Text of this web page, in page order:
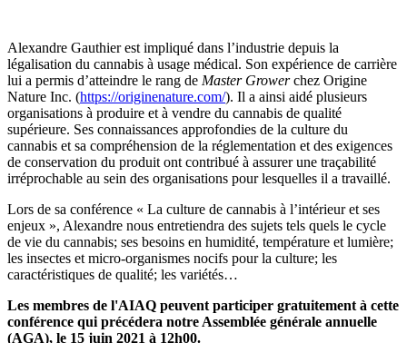
Alexandre Gauthier est impliqué dans l’industrie depuis la
légalisation du cannabis à usage médical. Son expérience de carrière
lui a permis d’atteindre le rang de Master Growerchez Origine
Nature Inc. (https://originenature.com/). Il a ainsi aidé plusieurs
organisations à produire et à vendre du cannabis de qualité
supérieure. Ses connaissances approfondies de la culture du
cannabis et sa compréhension de la réglementation et des exigences
de conservation du produit ont contribué à assurer une traçabilité
irréprochable au sein des organisations pour lesquelles il a travaillé.
Lors de sa conférence « La culture de cannabis à l’intérieur et ses
enjeux », Alexandre nous entretiendra des sujets tels quels le cycle
de vie du cannabis; ses besoins en humidité, température et lumière;
les insectes et micro-organismes nocifs pour la culture; les
caractéristiques de qualité; les variétés…
Les membres de l'AIAQ peuvent participer gratuitement à cette
conférence qui précédera notre Assemblée générale annuelle
(AGA), le 15 juin 2021 à 12h00.